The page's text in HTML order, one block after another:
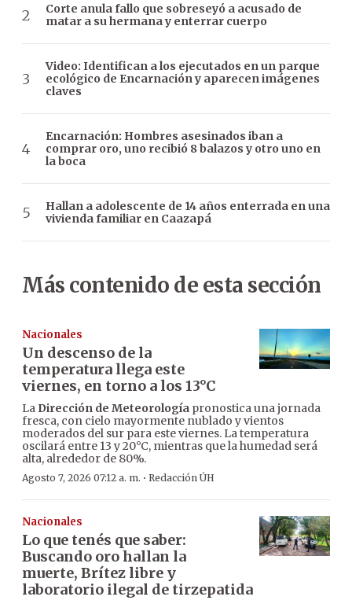
Corte anula fallo que sobreseyó a acusado de
matar a su hermana y enterrar cuerpo
Video: Identifican a los ejecutados en un parque
ecológico de Encarnación y aparecen imágenes
claves
Encarnación: Hombres asesinados iban a
comprar oro, uno recibió 8 balazos y otro uno en
la boca
Hallan a adolescente de 14 años enterrada en una
vivienda familiar en Caazapá
Más contenido de esta sección
Nacionales
Un descenso de la
temperatura llega este
viernes, en torno a los 13°C
La Dirección de Meteorología pronostica una jornada
fresca, con cielo mayormente nublado y vientos
moderados del sur para este viernes. La temperatura
oscilará entre 13 y 20°C, mientras que la humedad será
alta, alrededor de 80%.
Agosto 7, 2026 07:12 a. m. · Redacción ÚH
Nacionales
Lo que tenés que saber:
Buscando oro hallan la
muerte, Brítez libre y
laboratorio ilegal de tirzepatida